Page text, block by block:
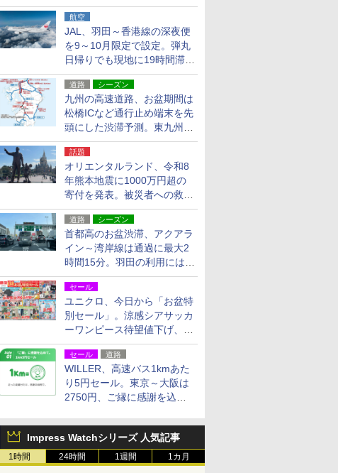
貨24種
航空
JAL、羽田～香港線の深夜便
を9～10月限定で設定。弾丸
日帰りでも現地に19時間滞在
できる
道路 シーズン
九州の高速道路、お盆期間は
松橋ICなど通行止め端末を先
頭にした渋滞予測。東九州道
への迂回は料金調整を実施
話題
オリエンタルランド、令和8
年熊本地震に1000万円超の
寄付を発表。被災者への救援
活動・復旧支援
道路 シーズン
首都高のお盆渋滞、アクアラ
イン～湾岸線は通過に最大2
時間15分。羽田の利用には
「空港西出口」の利用検討を
セール
ユニクロ、今日から「お盆特
別セール」。涼感シアサッカ
ーワンピース待望値下げ、撥
水ギアショーツは1990円に
セール 道路
WILLER、高速バス1kmあた
り5円セール。東京～大阪は
2750円、ご縁に感謝を込め
Impress Watchシリーズ 人気記事
1時間 24時間 1週間 1カ月